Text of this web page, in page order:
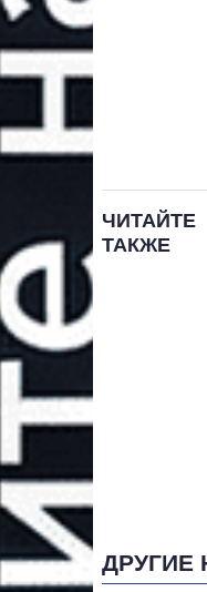
ЧИТАЙТЕ
ТАКЖЕ
ДРУГИЕ